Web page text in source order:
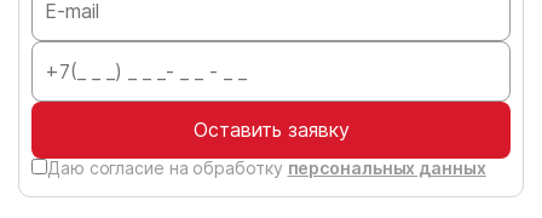
Оставить заявку
Даю согласие на обработку персональных данных